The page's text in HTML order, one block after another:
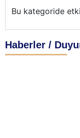
Bu kategoride
Haberler /